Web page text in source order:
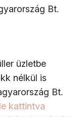
Bt.
üzletbe
nélkül is
Bt.
kattintva